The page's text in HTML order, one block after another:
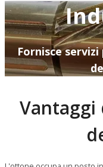
Fornisce
Vantaggi